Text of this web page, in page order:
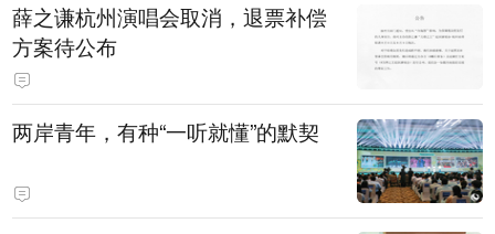
薛之谦杭州演唱会取消，退票补偿
方案待公布
两岸青年，有种“一听就懂”的默契